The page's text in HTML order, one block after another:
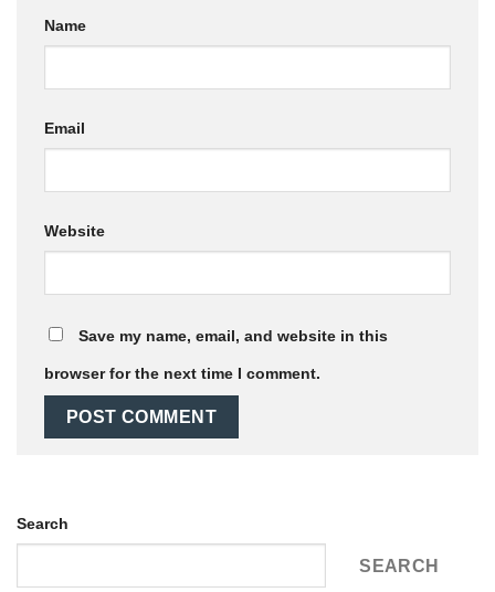
Name
Email
Website
Save my name, email, and website in this
browser for the next time I comment.
Search
SEARCH